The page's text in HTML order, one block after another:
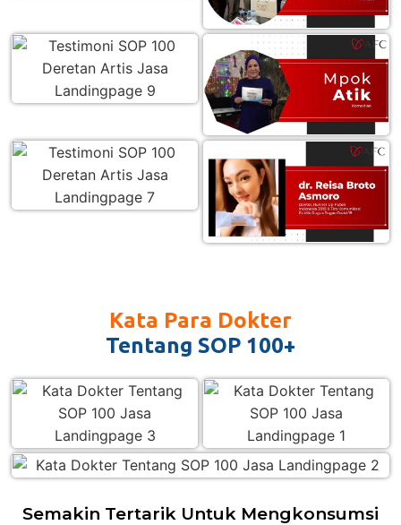
Kata Para Dokter
Tentang SOP 100+
Semakin Tertarik Untuk Mengkonsumsi